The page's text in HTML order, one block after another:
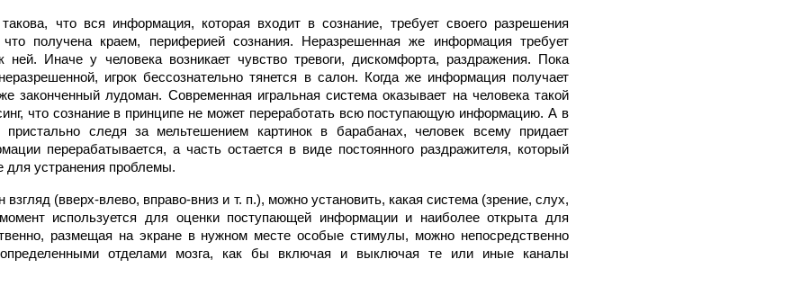
такова, что вся информация, которая входит в сознание, требует своего разрешения
получена краем, периферией сознания. Неразрешенная же информация требует
ней. Иначе у человека возникает чувство тревоги, дискомфорта, раздражения. Пока
игрок бессознательно тянется в салон. Когда же информация получает
законченный лудоман. Современная игральная система оказывает на человека такой
что сознание в принципе не может переработать всю поступающую информацию. А в
следя за мельтешением картинок в барабанах, человек всему придает
перерабатывается, а часть остается в виде постоянного раздражителя, который
для устранения проблемы.
взгляд (вверх-влево, вправо-вниз и т. п.), можно установить, какая система (зрение, слух,
используется для оценки поступающей информации и наиболее открыта для
размещая на экране в нужном месте особые стимулы, можно непосредственно
определенными отделами мозга, как бы включая и выключая те или иные каналы